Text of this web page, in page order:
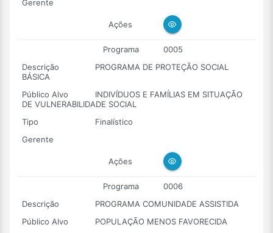
Gerente
Ações
Programa
0005
Descrição
PROGRAMA DE PROTEÇÃO SOCIAL
BÁSICA
Público Alvo
INDIVÍDUOS E FAMÍLIAS EM SITUAÇÃO
DE VULNERABILIDADE SOCIAL
Tipo
Finalístico
Gerente
Ações
Programa
0006
Descrição
PROGRAMA COMUNIDADE ASSISTIDA
Público Alvo
POPULAÇÃO MENOS FAVORECIDA